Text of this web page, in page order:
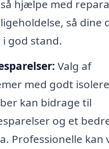
hjælpe med
så dine
god stand.
Valg af
med godt
kan bidrage til
og et
Professionelle kan